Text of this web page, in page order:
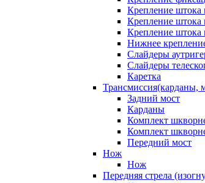
Крепление штока
Крепление штока
Крепление штока
Нижнее
Слайдеры
Слайдеры
Каретка
Трансмиссия(карданы,
Задний мост
Карданы
Комплект
Комплект
Передний мост
Нож
Нож
Передняя стрела